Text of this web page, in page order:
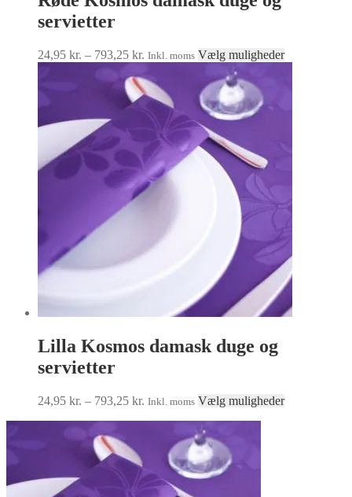
servietter
24,95 kr. – 793,25 kr. Prisinterval:
til
793,25 kr.
Inkl. moms Vælg mulighederDette
Lilla Kosmos damask duge og
servietter
24,95 kr. – 793,25 kr. Prisinterval:
793,25 kr.
Inkl. moms Vælg mulighederDette